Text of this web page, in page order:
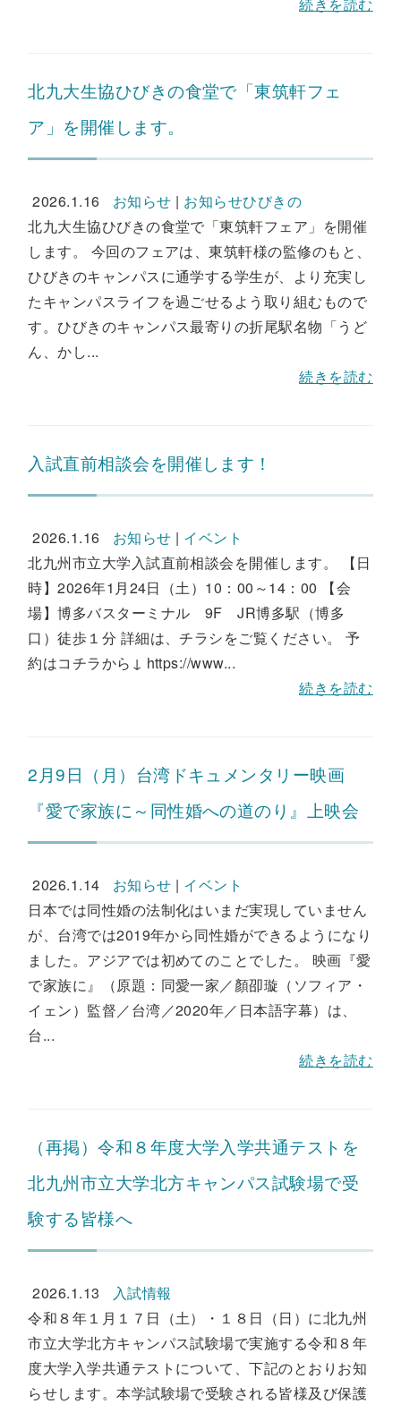
北九大生協ひびきの食堂で「東筑軒フェ
ア」を開催します。
2026.1.16 お知らせ | お知らせひびきの
北九大生協ひびきの食堂で「東筑軒フェア」を開催
します。 今回のフェアは、東筑軒様の監修のもと、
ひびきのキャンパスに通学する学生が、より充実し
たキャンパスライフを過ごせるよう取り組むもので
す。ひびきのキャンパス最寄りの折尾駅名物「うど
ん、かし...
続きを読む
入試直前相談会を開催します！
2026.1.16 お知らせ | イベント
北九州市立大学入試直前相談会を開催します。 【日
時】2026年1月24日（土）10：00～14：00 【会
場】博多バスターミナル 9F JR博多駅（博多
口）徒歩１分 詳細は、チラシをご覧ください。 予
約はコチラから↓ https://www...
続きを読む
2月9日（月）台湾ドキュメンタリー映画
『愛で家族に～同性婚への道のり』上映会
2026.1.14 お知らせ | イベント
日本では同性婚の法制化はいまだ実現していません
が、台湾では2019年から同性婚ができるようになり
ました。アジアでは初めてのことでした。 映画『愛
で家族に』（原題：同愛一家／顏卲璇（ソフィア・
イェン）監督／台湾／2020年／日本語字幕）は、
台...
続きを読む
（再掲）令和８年度大学入学共通テストを
北九州市立大学北方キャンパス試験場で受
験する皆様へ
2026.1.13
入試情報
令和８年１月１７日（土）・１８日（日）に北九州
市立大学北方キャンパス試験場で実施する令和８年
度大学入学共通テストについて、下記のとおりお知
らせします。本学試験場で受験される皆様及び保護